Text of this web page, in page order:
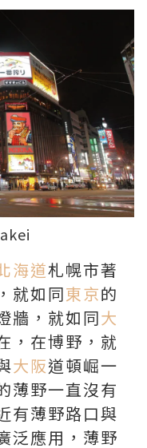
海道札幌市著
就如同東京的
牆，就如同大
，在博野，就
大阪道頓崛一
薄野一直沒有
有薄野路口與
泛應用，薄野